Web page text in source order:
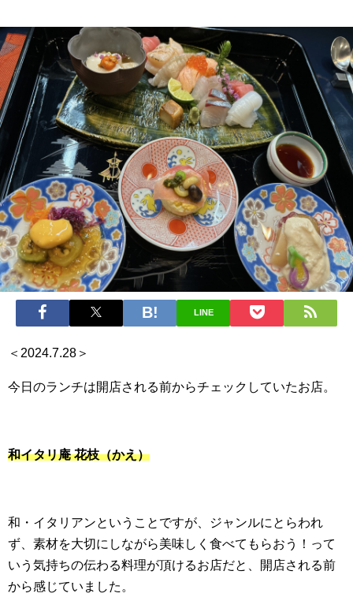
LINE
＜2024.7.28＞
今日のランチは開店される前からチェックしていたお店。
和イタリ庵 花枝（かえ）
和・イタリアンということですが、ジャンルにとらわれ
ず、素材を大切にしながら美味しく食べてもらおう！って
いう気持ちの伝わる料理が頂けるお店だと、開店される前
から感じていました。